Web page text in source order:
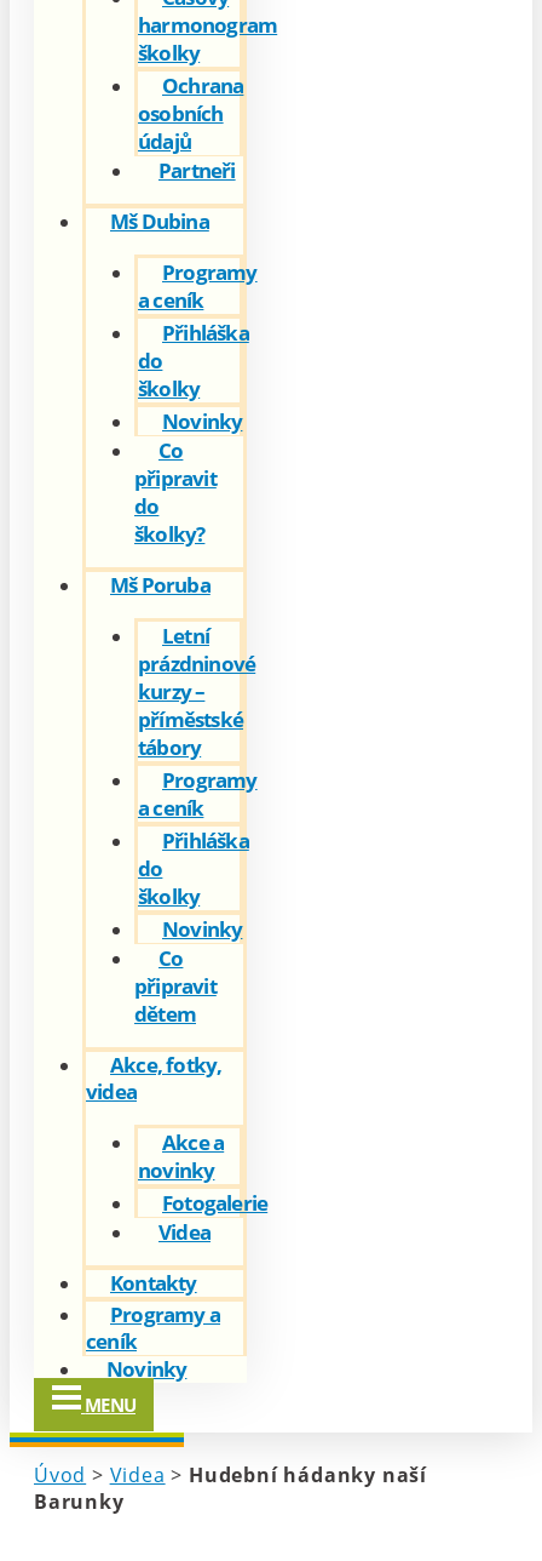
harmonogram
školky
Ochrana
osobních
údajů
Partneři
Mš Dubina
Programy
a ceník
Přihláška
do
školky
Novinky
Co
připravit
do
školky?
Mš Poruba
Letní
prázdninové
kurzy –
příměstské
tábory
Programy
a ceník
Přihláška
do
školky
Novinky
Co
připravit
dětem
Akce, fotky,
videa
Akce a
novinky
Fotogalerie
Videa
Kontakty
Programy a
ceník
Novinky
MENU
Úvod > Videa > Hudební hádanky naší
Barunky